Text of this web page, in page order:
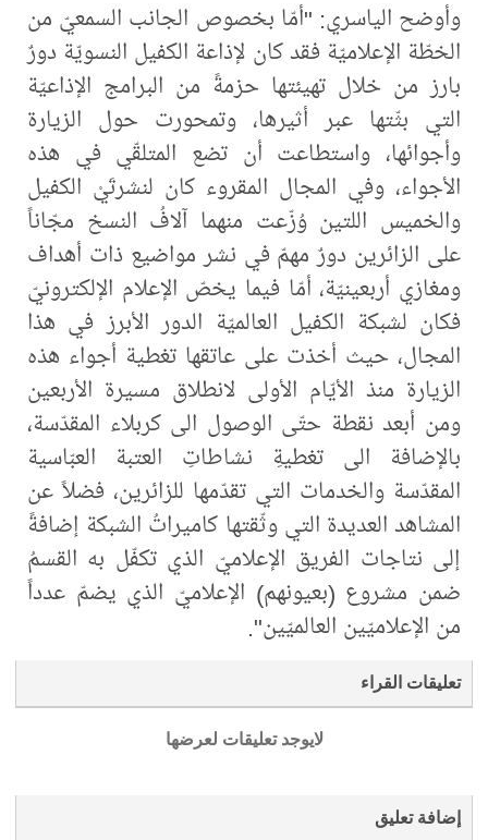
وأوضح الياسري: "أمّا بخصوص الجانب السمعيّ من
الخطّة الإعلاميّة فقد كان لإذاعة الكفيل النسويّة دورٌ
بارز من خلال تهيئتها حزمةً من البرامج الإذاعيّة
التي بثّتها عبر أثيرها، وتمحورت حول الزيارة
وأجوائها، واستطاعت أن تضع المتلقّي في هذه
الأجواء، وفي المجال المقروء كان لنشرتَيْ الكفيل
والخميس اللتين وُزّعت منهما آلافُ النسخ مجّاناً
على الزائرين دورٌ مهمّ في نشر مواضيع ذات أهداف
ومغازي أربعينيّة، أمّا فيما يخصّ الإعلام الإلكترونيّ
فكان لشبكة الكفيل العالميّة الدور الأبرز في هذا
المجال، حيث أخذت على عاتقها تغطية أجواء هذه
الزيارة منذ الأيّام الأولى لانطلاق مسيرة الأربعين
ومن أبعد نقطة حتّى الوصول الى كربلاء المقدّسة،
بالإضافة الى تغطيةِ نشاطاتِ العتبة العبّاسية
المقدّسة والخدمات التي تقدّمها للزائرين، فضلاً عن
المشاهد العديدة التي وثّقتها كاميراتُ الشبكة إضافةً
إلى نتاجات الفريق الإعلاميّ الذي تكفّل به القسمُ
ضمن مشروع (بعيونهم) الإعلاميّ الذي يضمّ عدداً
من الإعلاميّين العالميّين".
تعليقات القراء
لايوجد تعليقات لعرضها
إضافة تعليق